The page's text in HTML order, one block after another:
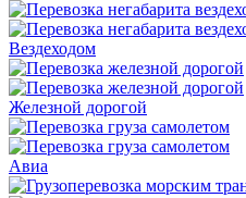
Вездеходом
Железной дорогой
Авиа